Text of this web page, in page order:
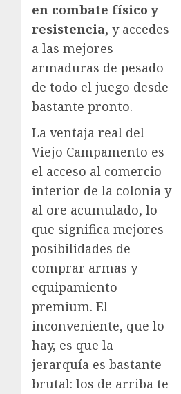
en combate físico y
resistencia, y accedes
a las mejores
armaduras de pesado
de todo el juego desde
bastante pronto.
La ventaja real del
Viejo Campamento es
el acceso al comercio
interior de la colonia y
al ore acumulado, lo
que significa mejores
posibilidades de
comprar armas y
equipamiento
premium. El
inconveniente, que lo
hay, es que la
jerarquía es bastante
brutal: los de arriba te